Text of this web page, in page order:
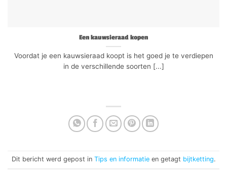
Een kauwsieraad kopen
Voordat je een kauwsieraad koopt is het goed je te verdiepen
in de verschillende soorten [...]
Dit bericht werd gepost in Tips en informatieen getagt bijtketting.